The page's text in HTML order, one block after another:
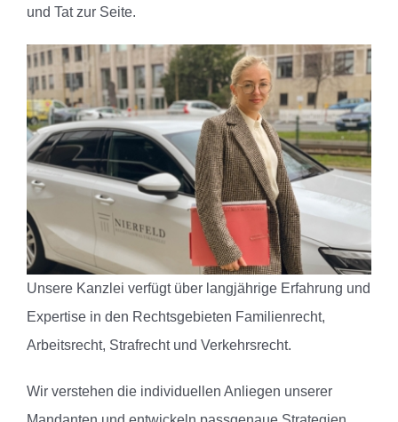
und Tat zur Seite.
Unsere Kanzlei verfügt über langjährige Erfahrung und
Expertise in den Rechtsgebieten Familienrecht,
Arbeitsrecht, Strafrecht und Verkehrsrecht.
Wir verstehen die individuellen Anliegen unserer